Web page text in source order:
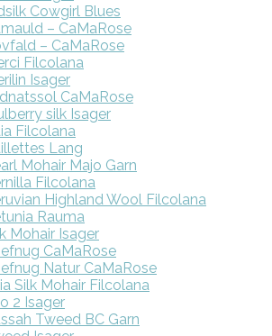
Cowgirl Blues
– CaMaRose
– CaMaRose
Filcolana
Isager
CaMaRose
silk Isager
Filcolana
Lang
Mohair Majo Garn
Filcolana
Highland Wool Filcolana
Rauma
Mohair Isager
CaMaRose
Natur CaMaRose
Silk Mohair Filcolana
2 Isager
Tweed BC Garn